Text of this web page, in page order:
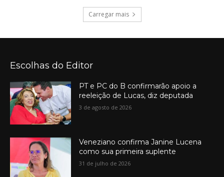
Carregar mais
Escolhas do Editor
PT e PC do B confirmarão apoio a
reeleição de Lucas, diz deputada
3 de agosto de 2026
Veneziano confirma Janine Lucena
como sua primeira suplente
31 de julho de 2026